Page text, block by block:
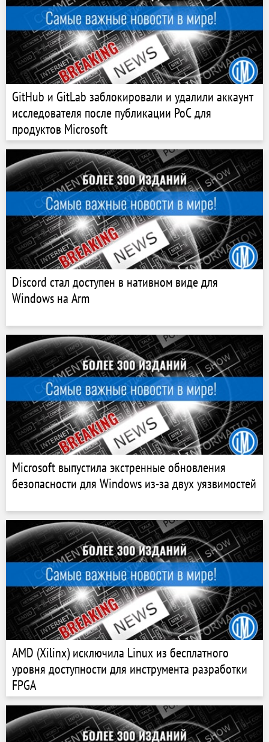
GitHub и GitLab заблокировали и удалили аккаунт
исследователя после публикации PoC для
продуктов Microsoft
Discord стал доступен в нативном виде для
Windows на Arm
Microsoft выпустила экстренные обновления
безопасности для Windows из-за двух уязвимостей
AMD (Xilinx) исключила Linux из бесплатного
уровня доступности для инструмента разработки
FPGA